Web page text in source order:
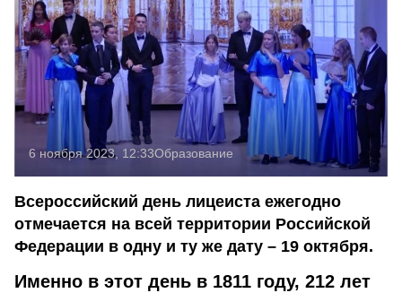
6 ноября 2023, 12:33Образование
Всероссийский день лицеиста ежегодно
отмечается на всей территории Российской
Федерации в одну и ту же дату – 19 октября.
Именно в этот день в 1811 году, 212 лет